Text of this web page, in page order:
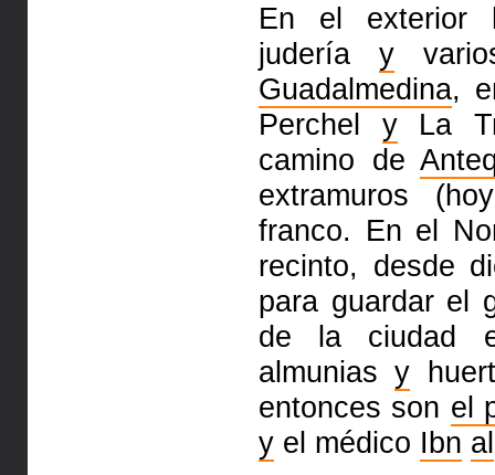
En el
judería y
Guadalmedina,
Perchel yLa
camino de
extramuros
franco. En el
recinto, desde
para guardar el
de la ciudad
almuniasy
entonces son el
y el médico Ibn al